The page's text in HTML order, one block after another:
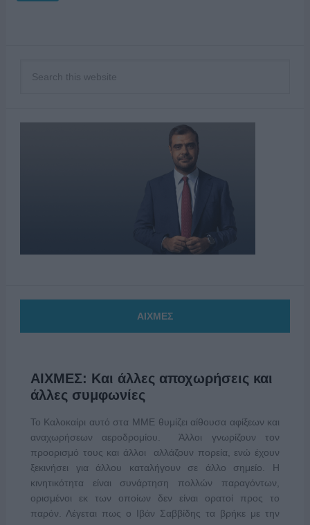
ΑΙΧΜΕΣ
ΑΙΧΜΕΣ: Και άλλες αποχωρήσεις και
άλλες συμφωνίες
Το Καλοκαίρι αυτό στα ΜΜΕ θυμίζει αίθουσα αφίξεων και
αναχωρήσεων αεροδρομίου. Άλλοι γνωρίζουν τον
προορισμό τους και άλλοι αλλάζουν πορεία, ενώ έχουν
ξεκινήσει για άλλου καταλήγουν σε άλλο σημείο. Η
κινητικότητα είναι συνάρτηση πολλών παραγόντων,
ορισμένοι εκ των οποίων δεν είναι ορατοί προς το
παρόν. Λέγεται πως ο Ιβάν Σαββίδης τα βρήκε με την